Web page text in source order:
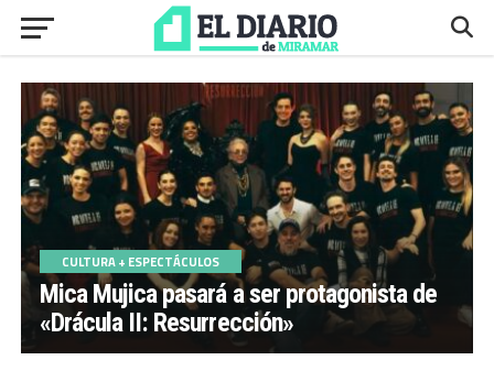
CULTURA + ESPECTÁCULOS
Mica Mujica pasará a ser protagonista de
«Drácula II: Resurrección»